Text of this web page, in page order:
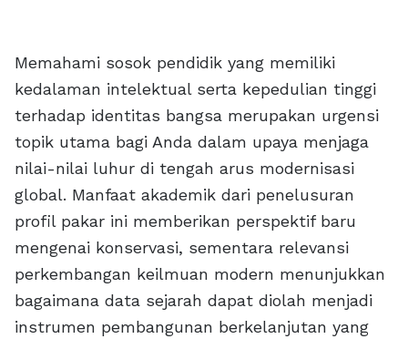
Memahami sosok pendidik yang memiliki
kedalaman intelektual serta kepedulian tinggi
terhadap identitas bangsa merupakan urgensi
topik utama bagi Anda dalam upaya menjaga
nilai-nilai luhur di tengah arus modernisasi
global. Manfaat akademik dari penelusuran
profil pakar ini memberikan perspektif baru
mengenai konservasi, sementara relevansi
perkembangan keilmuan modern menunjukkan
bagaimana data sejarah dapat diolah menjadi
instrumen pembangunan berkelanjutan yang